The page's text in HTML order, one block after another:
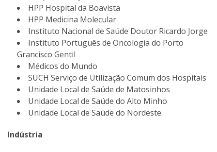
HPP Hospital da Boavista
HPP Medicina Molecular
Instituto Nacional de Saúde Doutor Ricardo Jorge
Instituto Português de Oncologia do Porto
Grancisco Gentil
Médicos do Mundo
SUCH Serviço de Utilização Comum dos Hospitais
Unidade Local de Saúde de Matosinhos
Unidade Local de Saúde do Alto Minho
Unidade Local de Saúde do Nordeste
Indústria